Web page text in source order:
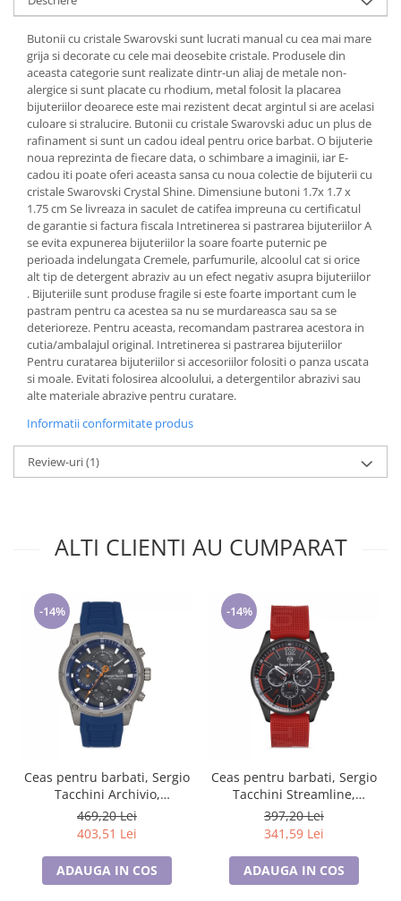
Cadouri pentru Doctori
Cadouri pentru Sfânta Maria
Martisoare
Butonii cu cristale Swarovski sunt lucrati manual cu cea mai mare
grija si decorate cu cele mai deosebite cristale. Produsele din
aceasta categorie sunt realizate dintr-un aliaj de metale non-
alergice si sunt placate cu rhodium, metal folosit la placarea
bijuteriilor deoarece este mai rezistent decat argintul si are acelasi
culoare si stralucire. Butonii cu cristale Swarovski aduc un plus de
rafinament si sunt un cadou ideal pentru orice barbat. O bijuterie
noua reprezinta de fiecare data, o schimbare a imaginii, iar E-
cadou iti poate oferi aceasta sansa cu noua colectie de bijuterii cu
cristale Swarovski Crystal Shine. Dimensiune butoni 1.7x 1.7 x
1.75 cm Se livreaza in saculet de catifea impreuna cu certificatul
de garantie si factura fiscala Intretinerea si pastrarea bijuteriilor A
se evita expunerea bijuteriilor la soare foarte puternic pe
perioada indelungata Cremele, parfumurile, alcoolul cat si orice
alt tip de detergent abraziv au un efect negativ asupra bijuteriilor
. Bijuteriile sunt produse fragile si este foarte important cum le
pastram pentru ca acestea sa nu se murdareasca sau sa se
deterioreze. Pentru aceasta, recomandam pastrarea acestora in
cutia/ambalajul original. Intretinerea si pastrarea bijuteriilor
Pentru curatarea bijuteriilor si accesoriilor folositi o panza uscata
si moale. Evitati folosirea alcoolului, a detergentilor abrazivi sau
alte materiale abrazive pentru curatare.
Informatii conformitate produs
Review-uri(1)
ALTI CLIENTI AU CUMPARAT
-14%
Ceas pentru barbati, Sergio
Tacchini Archivio,
ST.1.10186.4
469,20 Lei
403,51 Lei
ADAUGA IN COS
-14%
Ceas pentru barbati, Sergio
Tacchini Streamline,
ST.1.10210.1
397,20 Lei
341,59 Lei
ADAUGA IN COS